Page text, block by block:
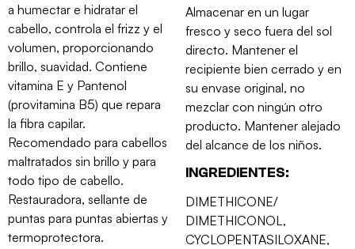
a humectar e hidratar el
cabello, controla el frizz y el
volumen, proporcionando
brillo, suavidad. Contiene
vitamina E y Pantenol
(provitamina B5) que repara
la fibra capilar.
Recomendado para cabellos
maltratados sin brillo y para
todo tipo de cabello.
Restauradora, sellante de
puntas para puntas abiertas y
termoprotectora.
Almacenar en un lugar
fresco y seco fuera del sol
directo. Mantener el
recipiente bien cerrado y en
su envase original, no
mezclar con ningún otro
producto. Mantener alejado
del alcance de los niños.
INGREDIENTES:
DIMETHICONE/
DIMETHICONOL,
CYCLOPENTASILOXANE,